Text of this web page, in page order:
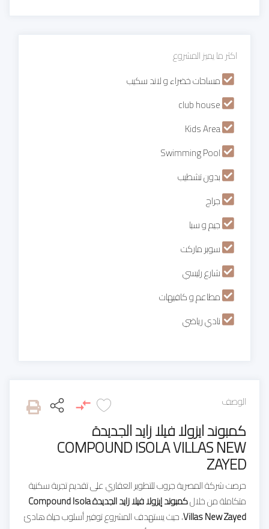
اكثر ما يميز المشروع
مساحات خضراء و لاند سكيب
club house
Kids Area
Swimming Pool
بدون تشطيب
جراج
جيم و سبا
سوبر ماركت
شارع رئيسي
مطاعم و كافيهات
نادي رياضي
الوصف
كمبوند ايزولا فيلا زايد الجديدة
COMPOUND ISOLA VILLAS NEW
ZAYED
حرصت شركة المصرية جروب للتطوير العقاري على تقديم تجربة سكنية
متكاملة من خلال
كمبوند إيزولا فيلا زايد الجديدة Compound Isola
Villas New Zayed، حيث يستهدف المشروع توفير أسلوب حياة هادئ